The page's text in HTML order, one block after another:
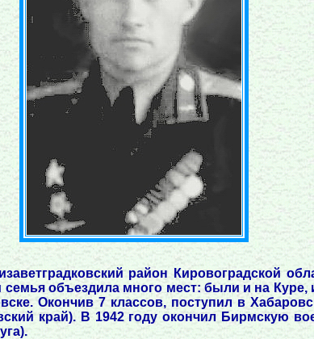
район Кировоградской
объездила много мест: были и на Куре,
Окончив 7 классов, поступил в
край). В 1942 году окончил Бирмскую